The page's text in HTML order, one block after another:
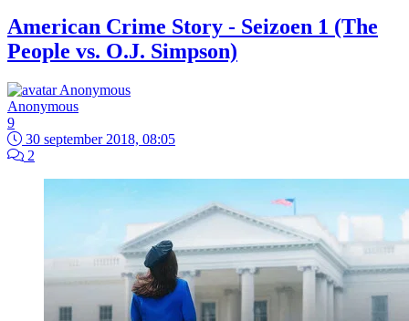
American Crime Story - Seizoen 1 (The
People vs. O.J. Simpson)
Anonymous
9
30 september 2018, 08:05
2